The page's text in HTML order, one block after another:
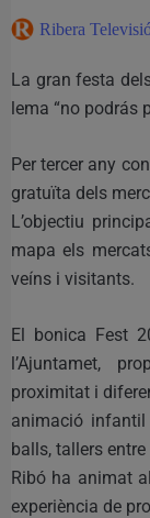
Ribera
La gran festa
lema “no podrás
Per tercer any
gratuïta dels
L’objectiu
mapa els
veíns i visitants.
El bonica Fest
l’Ajuntamet,
proximitat i
animació infantil
balls, tallers entre
Ribó ha animat
experiència de